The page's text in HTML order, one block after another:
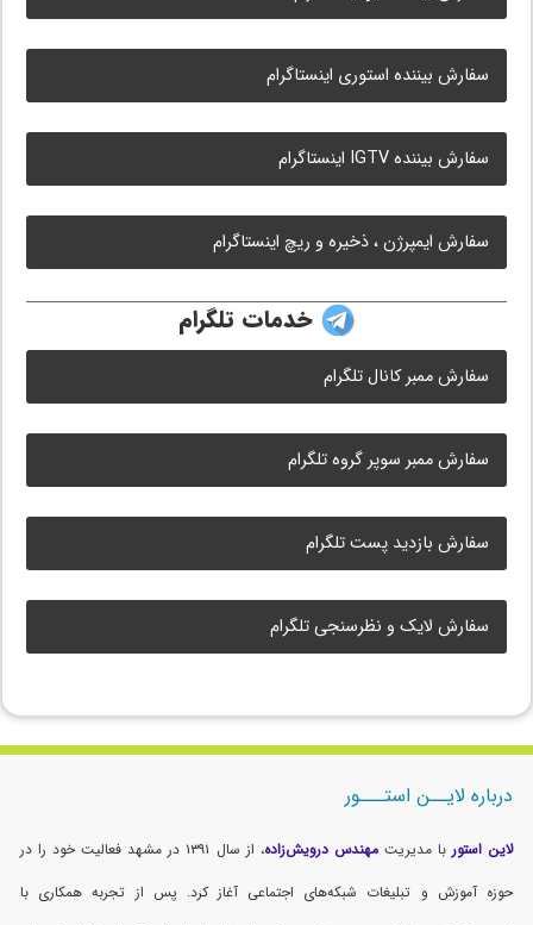
سفارش بیننده استوری اینستاگرام
سفارش بیننده IGTV اینستاگرام
سفارش ایمپرژن ، ذخیره و ریچ اینستاگرام
خدمات تلگرام
سفارش ممبر کانال تلگرام
سفارش ممبر سوپر گروه تلگرام
سفارش بازدید پست تلگرام
سفارش لایک و نظرسنجی تلگرام